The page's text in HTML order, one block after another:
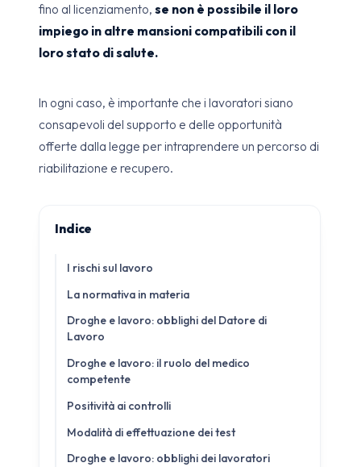
fino al licenziamento, se non è possibile il loro
impiego in altre mansioni compatibili con il
loro stato di salute.
In ogni caso, è importante che i lavoratori siano
consapevoli del supporto e delle opportunità
offerte dalla legge per intraprendere un percorso di
riabilitazione e recupero.
Indice
I rischi sul lavoro
La normativa in materia
Droghe e lavoro: obblighi del Datore di
Lavoro
Droghe e lavoro: il ruolo del medico
competente
Positività ai controlli
Modalità di effettuazione dei test
Droghe e lavoro: obblighi dei lavoratori